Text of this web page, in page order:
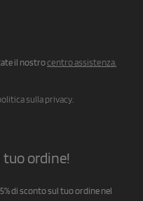
il nostrocentro assistenza
sulla privacy
tuo ordine!
di sconto sul tuo ordine nel